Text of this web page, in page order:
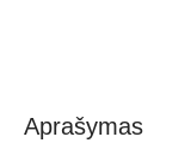
Aprašymas